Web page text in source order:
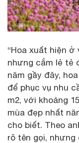
“Hoa xuất hiện ở
nhưng cắm lẻ tẻ
năm gầy đây,
để phục vụ nhu
m2, với khoảng
mùa đẹp nhất
cho biết. Theo
rõ tên gọi,